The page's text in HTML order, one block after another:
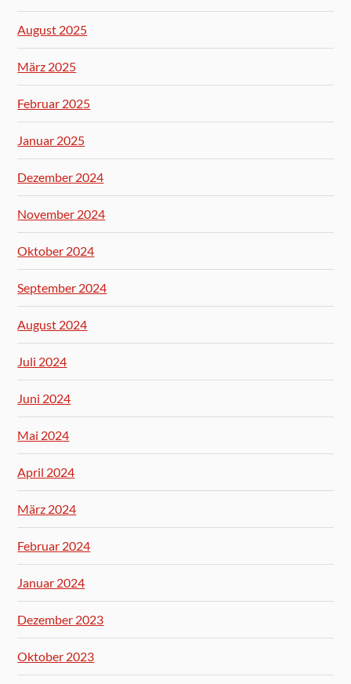
August 2025
März 2025
Februar 2025
Januar 2025
Dezember 2024
November 2024
Oktober 2024
September 2024
August 2024
Juli 2024
Juni 2024
Mai 2024
April 2024
März 2024
Februar 2024
Januar 2024
Dezember 2023
Oktober 2023